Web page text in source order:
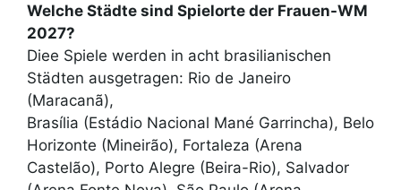
Welche Städte sind Spielorte der Frauen-WM
2027?
Diee Spiele werden in acht brasilianischen
Städten ausgetragen: Rio de Janeiro
(Maracanã),
Brasília (Estádio Nacional Mané Garrincha), Belo
Horizonte (Mineirão), Fortaleza (Arena
Castelão), Porto Alegre (Beira-Rio), Salvador